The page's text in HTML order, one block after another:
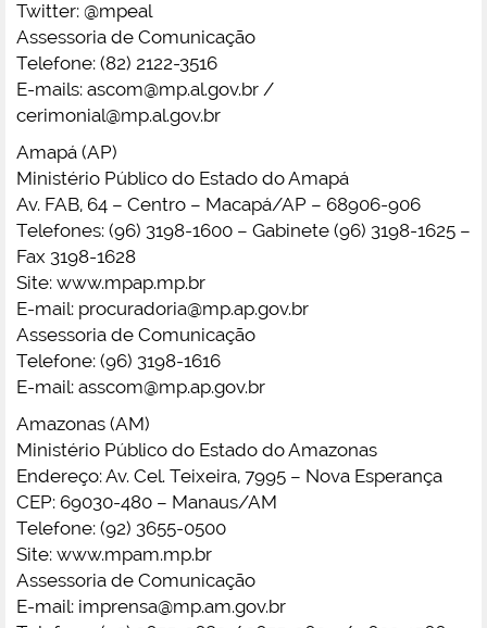
Twitter: @mpeal
Assessoria de Comunicação
Telefone: (82) 2122-3516
E-mails: ascom@mp.al.gov.br /
cerimonial@mp.al.gov.br
Amapá (AP)
Ministério Público do Estado do Amapá
Av. FAB, 64 – Centro – Macapá/AP – 68906-906
Telefones: (96) 3198-1600 – Gabinete (96) 3198-1625 –
Fax 3198-1628
Site: www.mpap.mp.br
E-mail: procuradoria@mp.ap.gov.br
Assessoria de Comunicação
Telefone: (96) 3198-1616
E-mail: asscom@mp.ap.gov.br
Amazonas (AM)
Ministério Público do Estado do Amazonas
Endereço: Av. Cel. Teixeira, 7995 – Nova Esperança
CEP: 69030-480 – Manaus/AM
Telefone: (92) 3655-0500
Site: www.mpam.mp.br
Assessoria de Comunicação
E-mail: imprensa@mp.am.gov.br